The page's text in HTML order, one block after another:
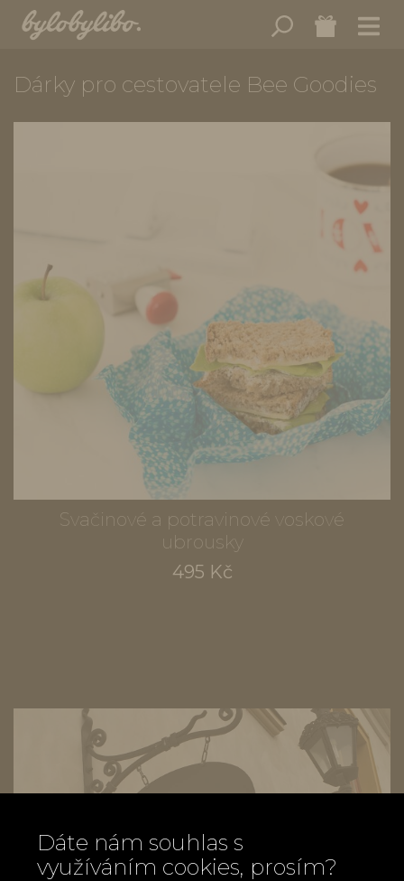
Dárky pro cestovatele Bee Goodies
Svačinové a potravinové voskové
ubrousky
495 Kč
Dáte nám souhlas s
využíváním cookies, prosím?